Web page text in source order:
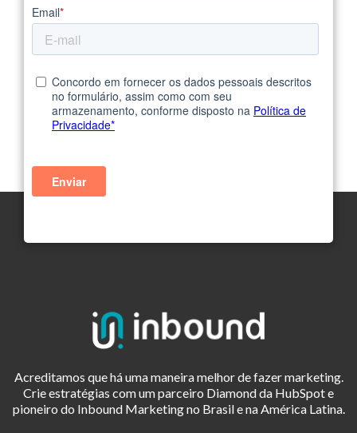
Acreditamos que há uma maneira melhor de fazer marketing.
Crie estratégias com um parceiro Diamond da HubSpot e
pioneiro do Inbound Marketing no Brasil e na América Latina.